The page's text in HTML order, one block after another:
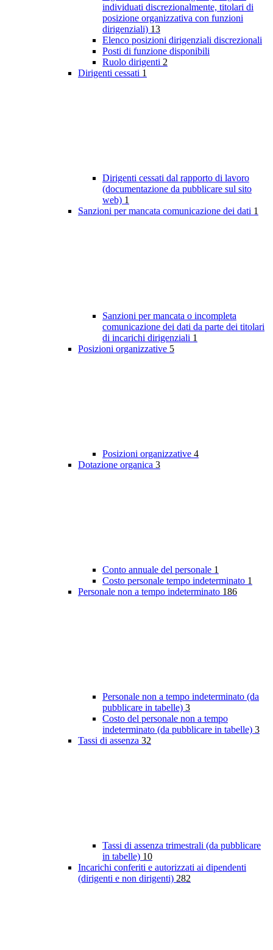
individuati discrezionalmente, titolari di
posizione organizzativa con funzioni
dirigenziali) 13
Elenco posizioni dirigenziali discrezionali
Posti di funzione disponibili
Ruolo dirigenti 2
Dirigenti cessati 1
Dirigenti cessati dal rapporto di lavoro
(documentazione da pubblicare sul sito
web) 1
Sanzioni per mancata comunicazione dei dati 1
Sanzioni per mancata o incompleta
comunicazione dei dati da parte dei titolari
di incarichi dirigenziali 1
Posizioni organizzative 5
Posizioni organizzative 4
Dotazione organica 3
Conto annuale del personale 1
Costo personale tempo indeterminato 1
Personale non a tempo indeterminato 186
Personale non a tempo indeterminato (da
pubblicare in tabelle) 3
Costo del personale non a tempo
indeterminato (da pubblicare in tabelle) 3
Tassi di assenza 32
Tassi di assenza trimestrali (da pubblicare
in tabelle) 10
Incarichi conferiti e autorizzati ai dipendenti
(dirigenti e non dirigenti) 282